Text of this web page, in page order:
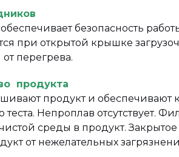
безопасность
при открытой крышке
перегрева.
продукта
продукт и обеспечивают
Непроплав отсутствует.
среды в продукт.
от нежелательных